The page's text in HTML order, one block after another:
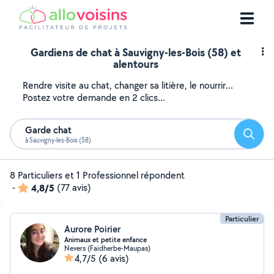
Gardiens de chat à Sauvigny-les-Bois (58) et
alentours
Rendre visite au chat, changer sa litière, le nourrir...
Postez votre demande en 2 clics...
Garde chat
à Sauvigny-les-Bois (58)
8 Particuliers et 1 Professionnel répondent
-
4,8/5 (77 avis)
Particulier
Aurore Poirier
Animaux et petite enfance
Nevers (Faidherbe-Maupas)
4,7/5 (6 avis)